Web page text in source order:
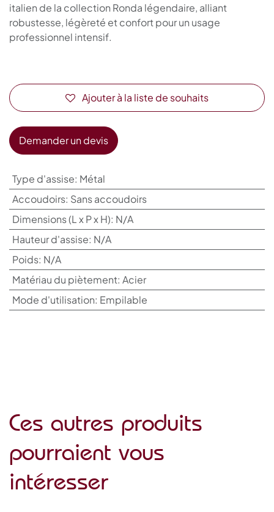
italien de la collection Ronda légendaire, alliant
robustesse, légèreté et confort pour un usage
professionnel intensif.
Ajouter à la liste de souhaits
Demander un devis
Type d'assise: Métal
Accoudoirs: Sans accoudoirs
Dimensions (L x P x H): N/A
Hauteur d'assise: N/A
Poids: N/A
Matériau du piètement: Acier
Mode d'utilisation: Empilable
Ces autres produits
pourraient vous
intéresser